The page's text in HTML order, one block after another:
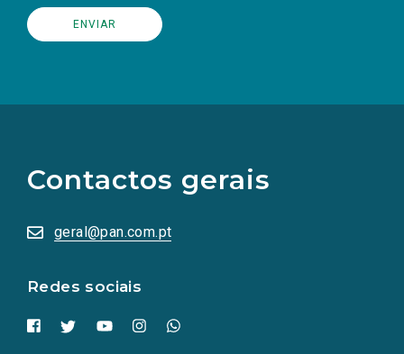
Contactos gerais
geral@pan.com.pt
Redes sociais
redes
sociais
numa
nova